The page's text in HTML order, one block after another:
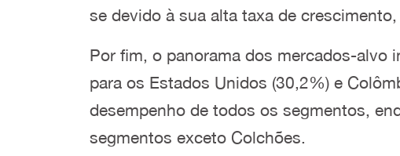
se devido à sua alta taxa de
Por fim, o panorama dos mercados-alvo
para os Estados Unidos (30,2%) e
desempenho de todos os segmentos,
segmentos exceto Colchões.